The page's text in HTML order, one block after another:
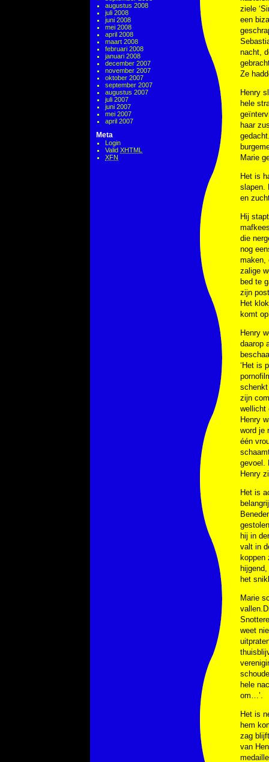
augustus 2008
juli 2008
juni 2008
mei 2008
april 2008
maart 2008
februari 2008
januari 2008
december 2007
november 2007
oktober 2007
september 2007
augustus 2007
juli 2007
juni 2007
mei 2007
april 2007
Meta
Login
Valid XHTML
XFN
ziele
een
nacht,
Ze
Henry
hele
haar
Marie
Het is
slapen.
en
Hij
die
nog
maken,
zalige
bed te
zijn
Het
komt
Henry
daarop
‘Het is
zijn
wellicht
Henry
word je
één
gevoel.
Henry
Het is
hij in
valt in
koppen
het
Marie
weet
hele
om…’.
Het is
hem
zag
van